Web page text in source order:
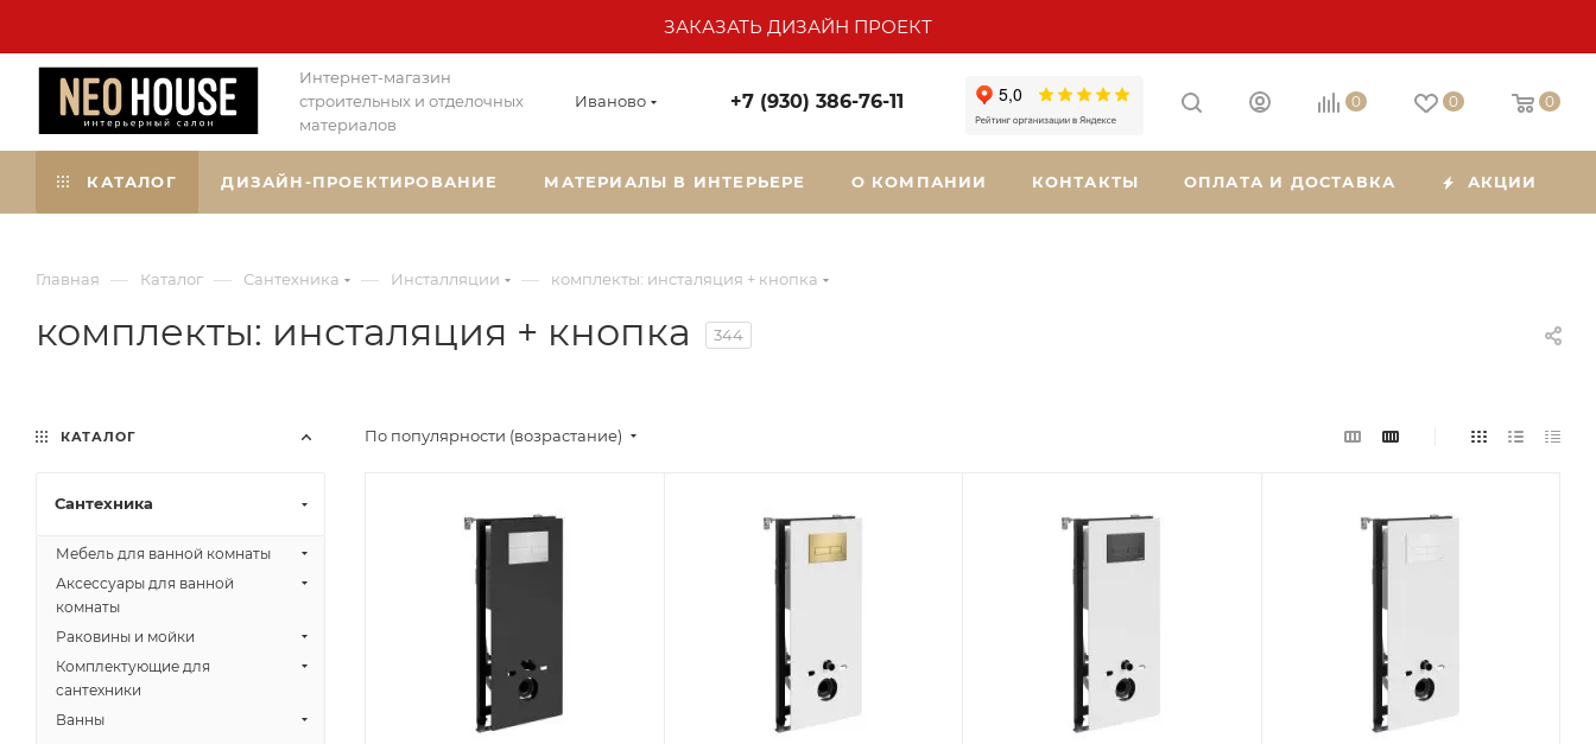
ЗАКАЗАТЬ ДИЗАЙН ПРОЕКТ
Интернет-магазин
строительных и отделочных
материалов
Иваново +7 (930) 386-76-11 0 0 0
КАТАЛОГ ДИЗАЙН-ПРОЕКТИРОВАНИЕ МАТЕРИАЛЫ В ИНТЕРЬЕРЕ О КОМПАНИИ КОНТАКТЫ ОПЛАТА И ДОСТАВКА АКЦИИ
Главная — Каталог — Сантехника — Инсталляции — комплекты: инсталяция + кнопка
комплекты: инсталяция + кнопка 344
По популярности (возрастание)
КАТАЛОГ
Сантехника
Мебель для ванной комнаты
Аксессуары для ванной
комнаты
Раковины и мойки
Комплектующие для
сантехники
Ванны